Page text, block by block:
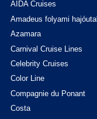
AIDA Cruises
Amadeus folyami
Azamara
Carnival Cruise Lines
Celebrity Cruises
Color Line
Compagnie du Ponant
Costa